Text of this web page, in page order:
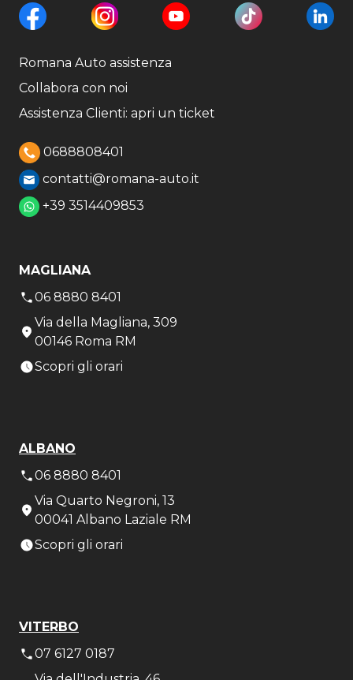
Romana Auto assistenza
Collabora con noi
Assistenza Clienti: apri un ticket
0688808401
contatti@romana-auto.it
+39 3514409853
MAGLIANA
06 8880 8401
Via della Magliana, 309
00146 Roma RM
Scopri gli orari
ALBANO
06 8880 8401
Via Quarto Negroni, 13
00041 Albano Laziale RM
Scopri gli orari
VITERBO
07 6127 0187